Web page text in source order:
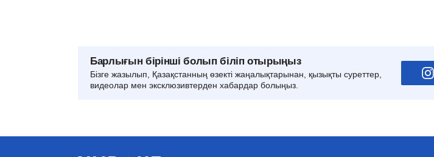
Барлығын бірінші болып біліп отырыңыз
Бізге жазылып, Қазақстанның өзекті жаңалықтарынан, қызықты суреттер,
видеолар мен эксклюзивтерден хабардар болыңыз.